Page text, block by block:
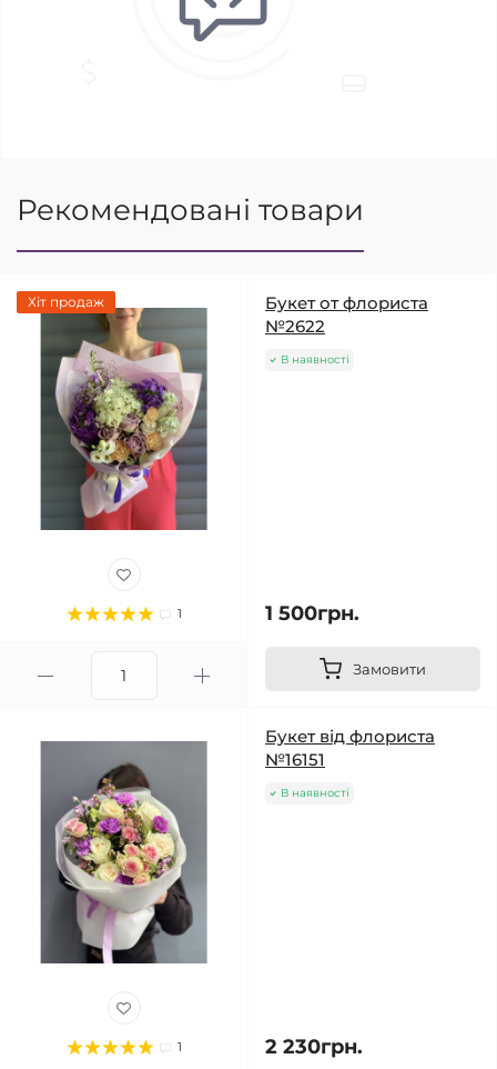
Рекомендовані товари
Хіт продаж
1
Букет от флориста
№2622
В наявності
1 500грн.
Замовити
1
Букет від флориста
№16151
В наявності
2 230грн.